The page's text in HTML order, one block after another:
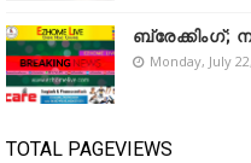
ബ്രേക്കിംഗ്;
Monday, July
TOTAL PAGEVIEWS